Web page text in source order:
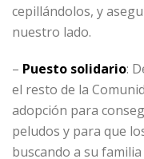
cepillándolos, y
nuestro lado.
– Puesto solidario:
el resto de la
adopción para
peludos y para que
buscando a su familia